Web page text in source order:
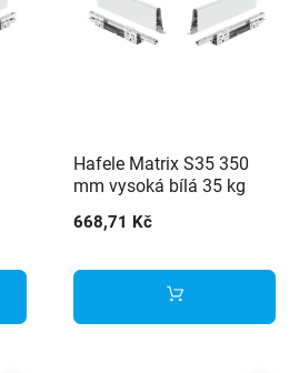
Hafele Matrix S35 350
mm vysoká bílá 35 kg
668,71 Kč